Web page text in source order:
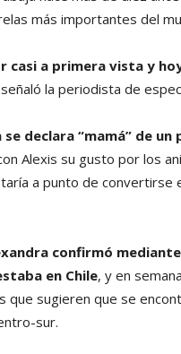
más importantes del
casi a primera vista y
señaló la periodista de
declara “mamá” de un
Alexis su gusto por los
a punto de convertirse
confirmó
en Chile, y en
que sugieren que se
sur.